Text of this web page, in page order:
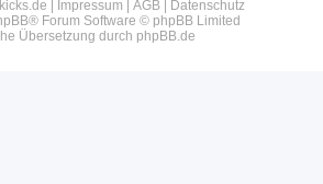
| Impressum AGB|
Datenschutz
® Forum Software © phpBB Limited
Übersetzung durch phpBB.de